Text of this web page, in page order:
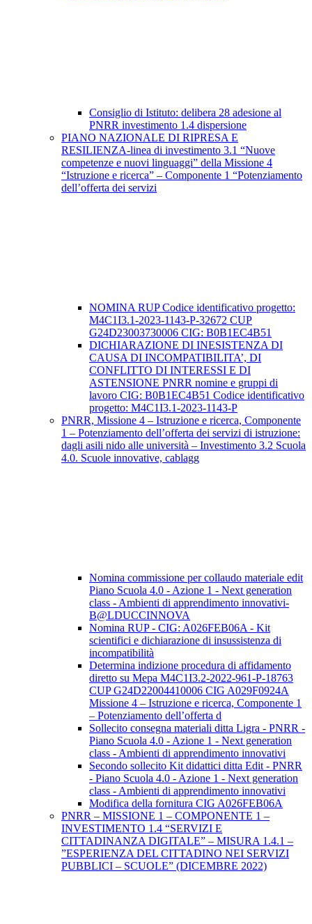
Consiglio di Istituto: delibera 28 adesione al
PNRR investimento 1.4 dispersione
PIANO NAZIONALE DI RIPRESA E
RESILIENZA-linea di investimento 3.1 “Nuove
competenze e nuovi linguaggi” della Missione 4
“Istruzione e ricerca” – Componente 1 “Potenziamento
dell’offerta dei servizi
NOMINA RUP Codice identificativo progetto:
M4C1I3.1-2023-1143-P-32672 CUP
G24D23003730006 CIG: B0B1EC4B51
DICHIARAZIONE DI INESISTENZA DI
CAUSA DI INCOMPATIBILITA’, DI
CONFLITTO DI INTERESSI E DI
ASTENSIONE PNRR nomine e gruppi di
lavoro CIG: B0B1EC4B51 Codice identificativo
progetto: M4C1I3.1-2023-1143-P
PNRR, Missione 4 – Istruzione e ricerca, Componente
1 – Potenziamento dell’offerta dei servizi di istruzione:
dagli asili nido alle università – Investimento 3.2 Scuola
4.0. Scuole innovative, cablagg
Nomina commissione per collaudo materiale edit
Piano Scuola 4.0 - Azione 1 - Next generation
class - Ambienti di apprendimento innovativi-
B@LDUCCINNOVA
Nomina RUP - CIG: A026FEB06A - Kit
scientifici e dichiarazione di insussistenza di
incompatibilità
Determina indizione procedura di affidamento
diretto su Mepa M4C1I3.2-2022-961-P-18763
CUP G24D22004410006 CIG A029F0924A
Missione 4 – Istruzione e ricerca, Componente 1
– Potenziamento dell’offerta d
Sollecito consegna materiali ditta Ligra - PNRR -
Piano Scuola 4.0 - Azione 1 - Next generation
class - Ambienti di apprendimento innovativi
Secondo sollecito Kit didattici ditta Edit - PNRR
- Piano Scuola 4.0 - Azione 1 - Next generation
class - Ambienti di apprendimento innovativi
Modifica della fornitura CIG A026FEB06A
PNRR – MISSIONE 1 – COMPONENTE 1 –
INVESTIMENTO 1.4 “SERVIZI E
CITTADINANZA DIGITALE” – MISURA 1.4.1 –
”ESPERIENZA DEL CITTADINO NEI SERVIZI
PUBBLICI – SCUOLE” (DICEMBRE 2022)